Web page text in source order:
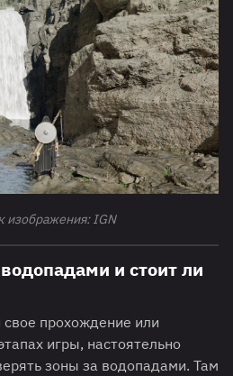
изображения: IGN
и стоит ли
прохождение или
игры, настоятельно
зоны за водопадами. Там